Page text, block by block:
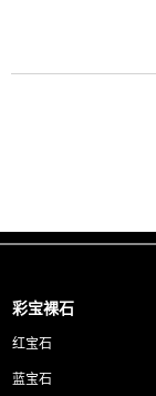
彩宝裸石
红宝石
蓝宝石